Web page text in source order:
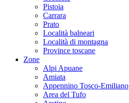
Pistoia
Carrara
Prato
Località balneari
Località di montagna
Province toscane
Zone
Alpi Apuane
Amiata
Appennino Tosco-Emiliano
Area del Tufo